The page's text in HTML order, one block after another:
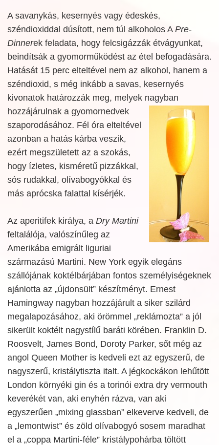
A savanykás, kesernyés vagy édeskés,
széndioxiddal dúsított, nem túl alkoholos A Pre-
Dinnerek feladata, hogy felcsigázzák étvágyunkat,
beindítsák a gyomorműködést az étel befogadására.
Hatását 15 perc elteltével nem az alkohol, hanem a
széndioxid, s még inkább a savas, kesernyés
kivonatok határozzák meg, melyek nagyban
hozzájárulnak a gyomornedvek
szaporodásához. Fél óra elteltével
azonban a hatás kárba veszik,
ezért megszületett az a szokás,
hogy ízletes, kisméretű pizzákkal,
sós rudakkal, olívabogyókkal és
más aprócska falattal kísérjék.
Az aperitifek királya, a Dry Martini
feltalálója, valószínűleg az
Amerikába emigrált liguriai
származású Martini. New York egyik elegáns
szállójának koktélbárjában fontos személyiségeknek
ajánlotta az „újdonsült” készítményt. Ernest
Hamingway nagyban hozzájárult a siker szilárd
megalapozásához, aki örömmel „reklámozta” a jól
sikerült koktélt nagystílű baráti körében. Franklin D.
Roosvelt, James Bond, Doroty Parker, sőt még az
angol Queen Mother is kedveli ezt az egyszerű, de
nagyszerű, kristálytiszta italt. A jégkockákon lehűtött
London környéki gin és a torinói extra dry vermouth
keverékét van, aki enyhén rázva, van aki
egyszerűen „mixing glassban” elkeverve kedveli, de
a „lemontwist” és zöld olívabogyó sosem maradhat
el a „coppa Martini-féle” kristálypohárba töltött